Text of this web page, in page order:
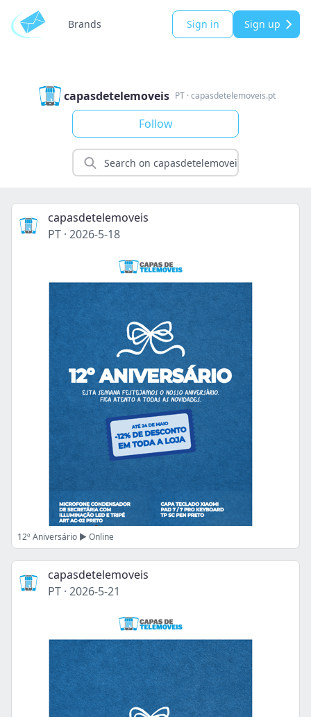
Brands Sign in Sign up
capasdetelemoveis PT·capasdetelemoveis.pt
Follow
capasdetelemoveis
PT · 2026-5-18
12º Aniversário ▶️ Online
capasdetelemoveis
PT · 2026-5-21